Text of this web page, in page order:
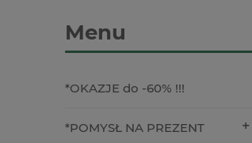
Menu
*OKAZJE do -60% !!!
*POMYSŁ NA PREZENT
-28%